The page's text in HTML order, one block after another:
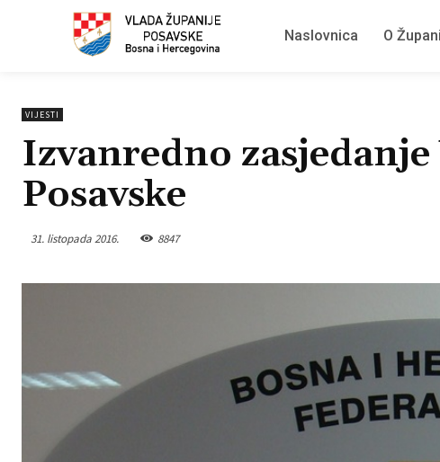
Naslovnica O
VIJESTI
Izvanredno
Posavske
31. listopada 2016. 8847